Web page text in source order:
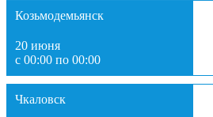
Козьмодемьянск
20 июня
с 00:00 по 00:00
Чкаловск